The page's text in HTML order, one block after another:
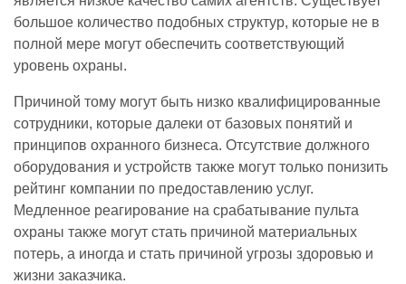
большое количество подобных структур, которые не в
полной мере могут обеспечить соответствующий
уровень охраны.
Причиной тому могут быть низко квалифицированные
сотрудники, которые далеки от базовых понятий и
принципов охранного бизнеса. Отсутствие должного
оборудования и устройств также могут только понизить
рейтинг компании по предоставлению услуг.
Медленное реагирование на срабатывание пульта
охраны также могут стать причиной материальных
потерь, а иногда и стать причиной угрозы здоровью и
жизни заказчика.